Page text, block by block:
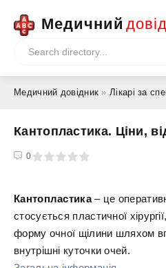
Медичний
Медичний довідник »Лікарі за
Кантопластика. Ціни,
0
5
Кантопластика– це
стосується пластичної
форму очної щілини шляхом
внутрішні куточки очей.